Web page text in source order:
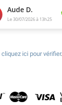
cliquez ici pour vérifier.